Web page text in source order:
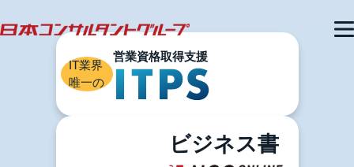
IT業界
唯一の
ビジネス書